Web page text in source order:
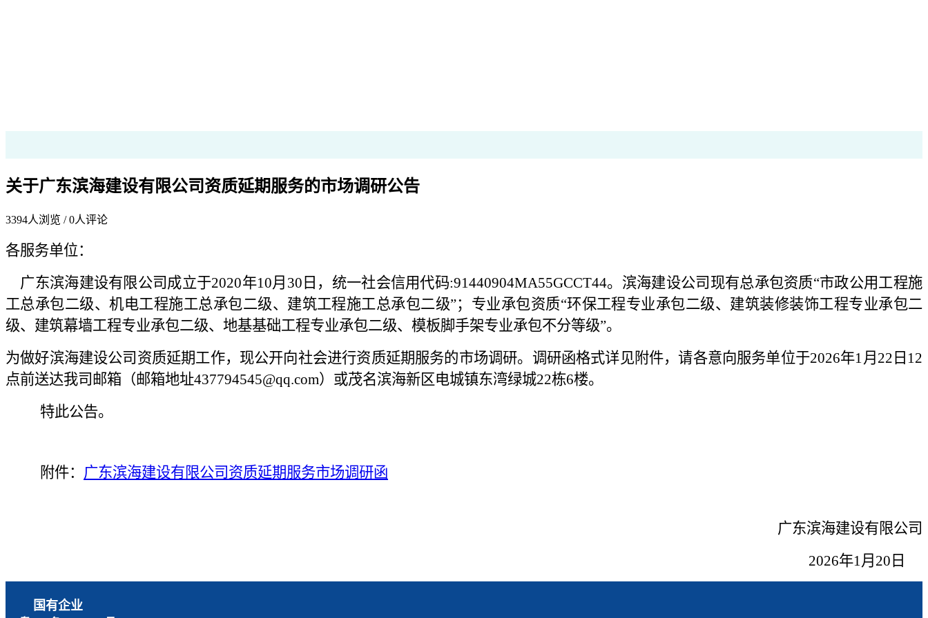
关于广东滨海建设有限公司资质延期服务的市场调研公告
3394人浏览 /0人评论
各服务单位：
广东滨海建设有限公司成立于2020年10月30日，统一社会信用代码:91440904MA55GCCT44。滨海建设公司现有总承包资质“市政公用工程施
工总承包二级、机电工程施工总承包二级、建筑工程施工总承包二级”；专业承包资质“环保工程专业承包二级、建筑装修装饰工程专业承包二
级、建筑幕墙工程专业承包二级、地基基础工程专业承包二级、模板脚手架专业承包不分等级”。
为做好滨海建设公司资质延期工作，现公开向社会进行资质延期服务的市场调研。调研函格式详见附件，请各意向服务单位于2026年1月 22 日 12
点前送达我司邮箱 （邮箱地址437794545@qq.com） 或茂名滨海新区电城镇东湾绿城22栋6楼。
特此公告。
附件： 广东滨海建设有限公司资质延期服务市场调研函
广东滨海建设有限公司
2026年1月 20 日
国有企业